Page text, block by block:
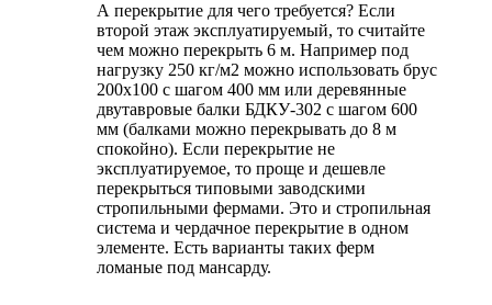
А перекрытие для чего требуется? Если
второй этаж эксплуатируемый, то считайте
чем можно перекрыть 6 м. Например под
нагрузку 250 кг/м2 можно использовать брус
200х100 с шагом 400 мм или деревянные
двутавровые балки БДКУ-302 с шагом 600
мм (балками можно перекрывать до 8 м
спокойно). Если перекрытие не
эксплуатируемое, то проще и дешевле
перекрыться типовыми заводскими
стропильными фермами. Это и стропильная
система и чердачное перекрытие в одном
элементе. Есть варианты таких ферм
ломаные под мансарду.